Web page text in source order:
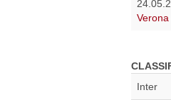
Verona
Inter